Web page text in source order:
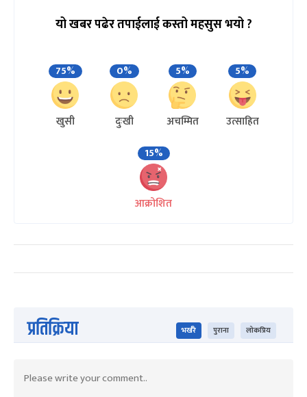
यो खबर पढेर तपाईलाई कस्तो महसुस भयो ?
75%
खुसी
0%
दुःखी
5%
अचम्मित
5%
उत्साहित
15%
आक्रोशित
प्रतिक्रिया भर्खरै पुराना लोकप्रिय